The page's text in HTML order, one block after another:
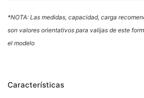
*NOTA: Las medidas, capacidad, carga
son valores orientativos para valijas de este
el modelo
Características